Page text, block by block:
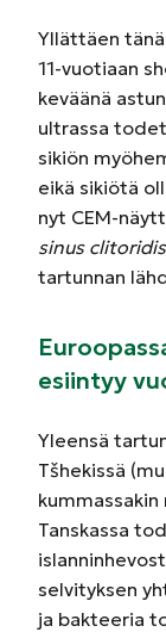
Yllättäen
11­-vuotiaan
keväänä
ultrassa
sikiön
eikä sikiötä
nyt CEM-­
sinus clitoridis ­
tartunnan
esiintyy
Yleensä
Tšhekissä
Tanskassa
selvityksen
ja bakteeria